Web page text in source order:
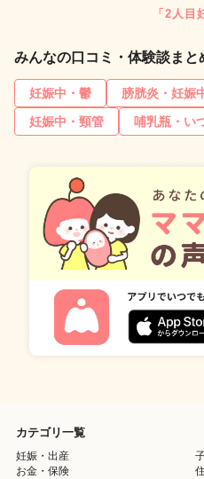
「2人
みんなの口コミ・体験談まと
妊娠中・鬱 膀胱炎・妊娠
妊娠中・頸管
哺乳瓶・い
カテゴリ一覧
妊娠・出産
お金・保険